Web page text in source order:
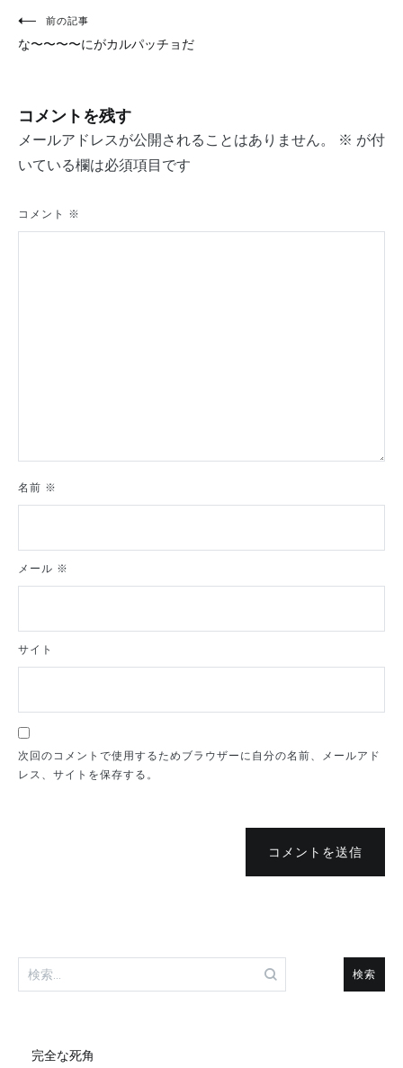
投
稿
ビ
ゲ
シ
前の記事
な〜〜〜〜にがカルパッチョだ
コメントを残す
メールアドレスが公開されることはありません。 ※ が付
いている欄は必須項目です
コメント ※
名前 ※
メール ※
サイト
次回のコメントで使用するためブラウザーに自分の名前、メールアド
レス、サイトを保存する。
コメントを送信
検
索:
完全な死角